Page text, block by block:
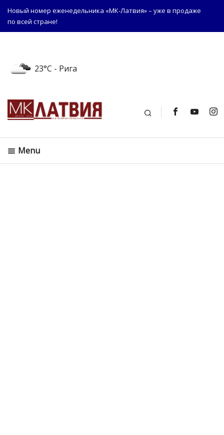
Новый номер еженедельника «МК-Латвия» – уже в продаже
по всей стране!
23°C - Рига
Поиск
Menu